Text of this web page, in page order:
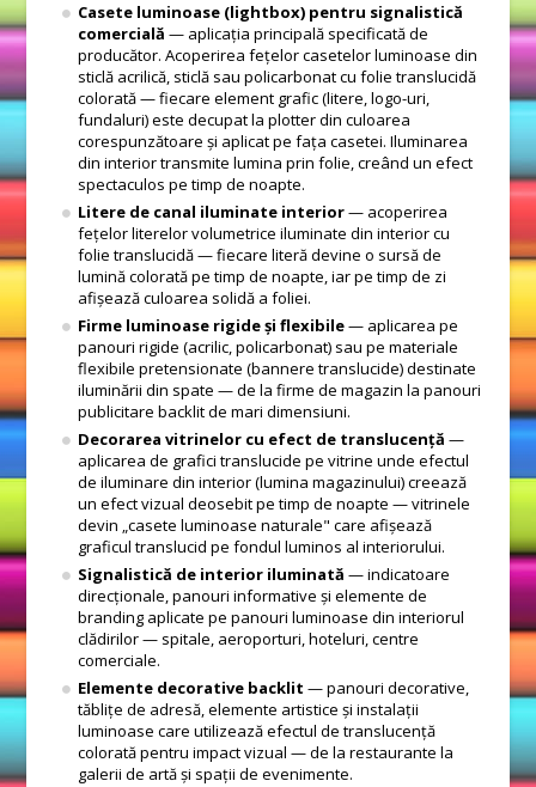
Casete luminoase (lightbox) pentru signalistică
comercială — aplicația principală specificată de
producător. Acoperirea fețelor casetelor luminoase din
sticlă acrilică, sticlă sau policarbonat cu folie translucidă
colorată — fiecare element grafic (litere, logo-uri,
fundaluri) este decupat la plotter din culoarea
corespunzătoare și aplicat pe fața casetei. Iluminarea
din interior transmite lumina prin folie, creând un efect
spectaculos pe timp de noapte.
Litere de canal iluminate interior— acoperirea
fețelor literelor volumetrice iluminate din interior cu
folie translucidă — fiecare literă devine o sursă de
lumină colorată pe timp de noapte, iar pe timp de zi
afișează culoarea solidă a foliei.
Firme luminoase rigide și flexibile— aplicarea pe
panouri rigide (acrilic, policarbonat) sau pe materiale
flexibile pretensionate (bannere translucide) destinate
iluminării din spate — de la firme de magazin la panouri
publicitare backlit de mari dimensiuni.
Decorarea vitrinelor cu efect de translucență —
aplicarea de grafici translucide pe vitrine unde efectul
de iluminare din interior (lumina magazinului) creează
un efect vizual deosebit pe timp de noapte — vitrinele
devin „casete luminoase naturale" care afișează
graficul translucid pe fondul luminos al interiorului.
Signalistică de interior iluminată — indicatoare
direcționale, panouri informative și elemente de
branding aplicate pe panouri luminoase din interiorul
clădirilor — spitale, aeroporturi, hoteluri, centre
comerciale.
Elemente decorative backlit — panouri decorative,
tăblițe de adresă, elemente artistice și instalații
luminoase care utilizează efectul de translucență
colorată pentru impact vizual — de la restaurante la
galerii de artă și spații de evenimente.